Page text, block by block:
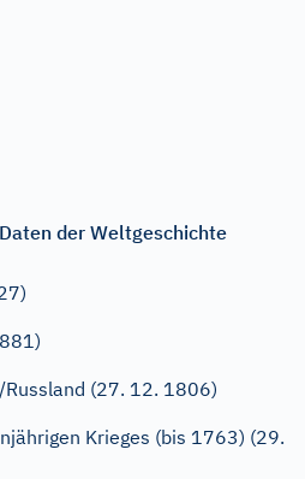
der Weltgeschichte
Russland (27. 12. 1806)
Krieges (bis 1763) (29.